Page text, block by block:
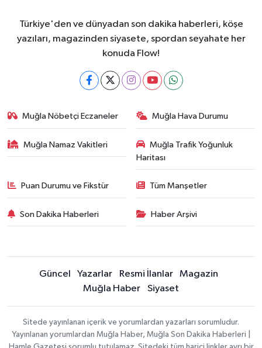
Türkiye'den ve dünyadan son dakika haberleri, köşe
yazıları, magazinden siyasete, spordan seyahate her
konuda Flow!
Muğla Nöbetçi Eczaneler Muğla Hava Durumu
Muğla Namaz Vakitleri
Muğla Trafik Yoğunluk
Haritası
Puan Durumu ve Fikstür Tüm Manşetler
Son Dakika Haberleri Haber Arşivi
Güncel Yazarlar Resmi İlanlar
Magazin
Muğla Haber
Siyaset
Sitede yayınlanan içerik ve yorumlardan yazarları sorumludur.
Yayınlanan yorumlardan Muğla Haber, Muğla Son Dakika Haberleri |